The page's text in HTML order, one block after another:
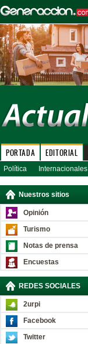
PORTADA EDITORIAL
Política Internacionales
Nuestros sitios
Opinión
Turismo
Notas de prensa
Encuestas
REDES SOCIALES
2urpi
Facebook
Twitter